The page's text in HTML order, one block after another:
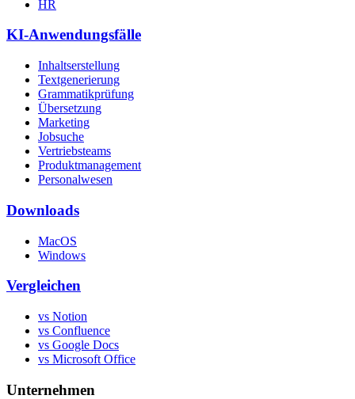
HR
KI-Anwendungsfälle
Inhaltserstellung
Textgenerierung
Grammatikprüfung
Übersetzung
Marketing
Jobsuche
Vertriebsteams
Produktmanagement
Personalwesen
Downloads
MacOS
Windows
Vergleichen
vs Notion
vs Confluence
vs Google Docs
vs Microsoft Office
Unternehmen